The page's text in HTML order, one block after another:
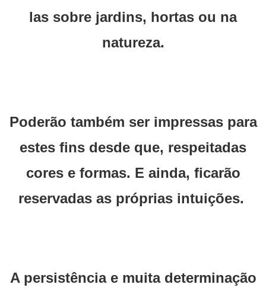
las sobre jardins, hortas ou na
natureza.
Poderão também ser impressas para
estes fins desde que, respeitadas
cores e formas. E ainda, ficarão
reservadas as próprias intuições.
A persistência e muita determinação